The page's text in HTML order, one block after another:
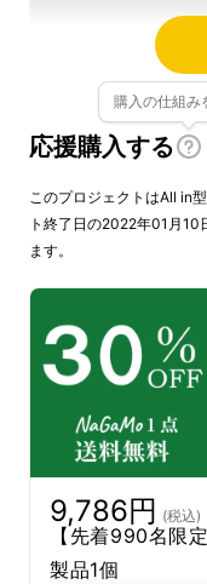
応援購入する
購入の仕組み
このプロジェクトはAll in
ト終了日の2022年01月10
ます。
9,786円 (税込)
【先着990名限
製品1個